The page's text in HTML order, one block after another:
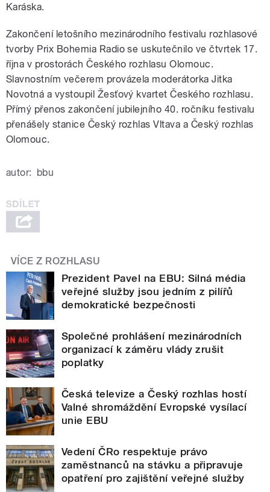
Karáska.
Zakončení letošního mezinárodního festivalu rozhlasové
tvorby Prix Bohemia Radio se uskutečnilo ve čtvrtek 17.
října v prostorách Českého rozhlasu Olomouc.
Slavnostním večerem provázela moderátorka Jitka
Novotná a vystoupil Žesťový kvartet Českého rozhlasu.
Přímý přenos zakončení jubilejního 40. ročníku festivalu
přenášely stanice Český rozhlas Vltava a Český rozhlas
Olomouc.
autor: bbu
VÍCE Z ROZHLASU
Prezident Pavel na EBU: Silná média
veřejné služby jsou jedním z pilířů
demokratické bezpečnosti
Společné prohlášení mezinárodních
organizací k záměru vlády zrušit
poplatky
Česká televize a Český rozhlas hostí
Valné shromáždění Evropské vysílací
unie EBU
Vedení ČRo respektuje právo
zaměstnanců na stávku a připravuje
opatření pro zajištění veřejné služby